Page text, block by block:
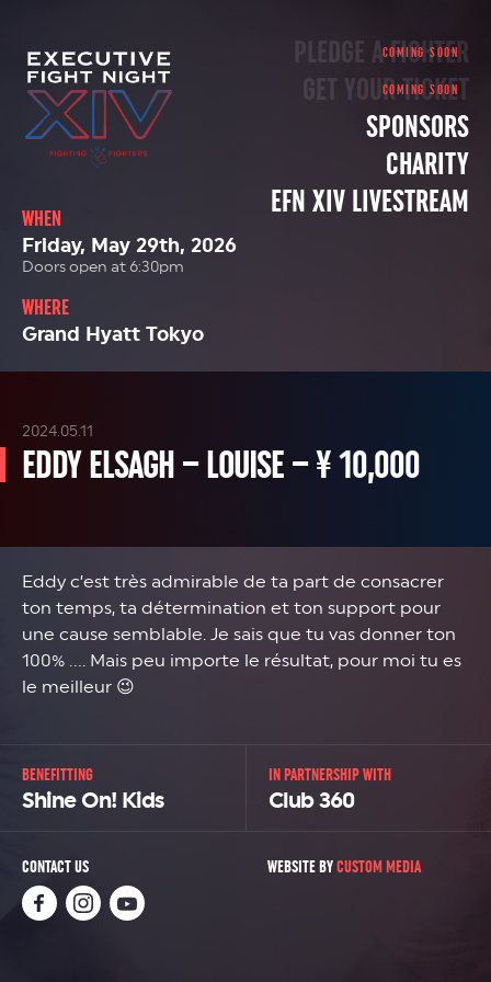
PLEDGE A FIGHTER
GET YOUR TICKET
SPONSORS
CHARITY
EFN XIV LIVESTREAM
WHEN
Friday, May 29th, 2026
Doors open at 6:30pm
WHERE
Grand Hyatt Tokyo
EDDY ELSAGH – LOUISE – ¥ 10,000
2024.05.11
Eddy c’est très admirable de ta part de consacrer
ton temps, ta détermination et ton support pour
une cause semblable. Je sais que tu vas donner ton
100% …. Mais peu importe le résultat, pour moi tu es
le meilleur 😉
BENEFITTING
Shine On! Kids
IN PARTNERSHIP WITH
Club 360
CONTACT US WEBSITE BYCUSTOM MEDIA